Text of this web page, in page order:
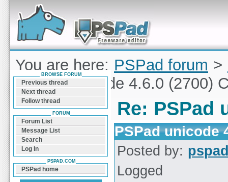
Forum can help you solve problems and quickly
find a solution with PSPad for Microsoft
Windows
You are here: PSPad forum >
PSPad unicode 4.6.0 (2700)
Re: PSPad
PSPad unicode
Posted by:
Logged
BROWSE FORUM
Previous thread
Next thread
Follow thread
FORUM
Forum List
Message List
Search
Log In
PSPAD.COM
PSPad home